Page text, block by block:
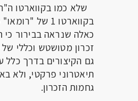
שלא כמו בקווארטו
בקווארטו 1 של
כאלה שנראה בבירור כי
זכרון מטושטש וכללי
גם הקיצורים בדרך כלל
תיאטרוני פרקטי, ולא
גחמות הזכרון.